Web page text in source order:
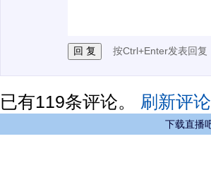
按Ctrl+Enter发表回复
已有119条评论。 刷新评论
下载直播